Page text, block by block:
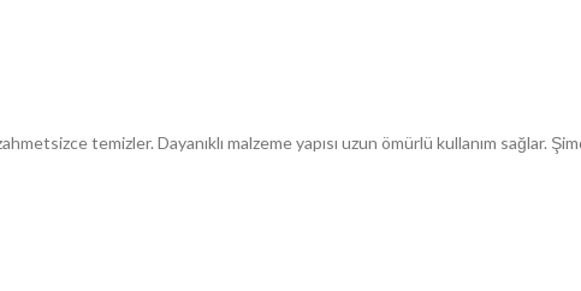
temizler. Dayanıklı malzeme yapısı uzun ömürlü kullanım sağlar.